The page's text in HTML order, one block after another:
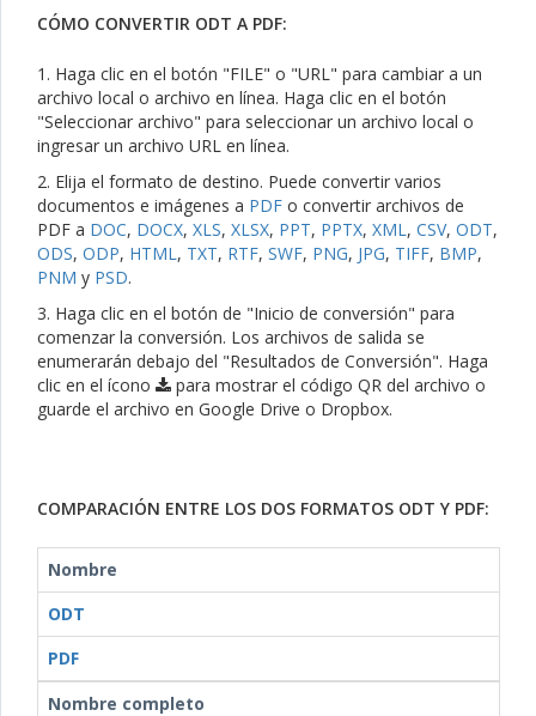
CÓMO CONVERTIR ODT A PDF:
1. Haga clic en el botón "FILE" o "URL" para cambiar a un
archivo local o archivo en línea. Haga clic en el botón
"Seleccionar archivo" para seleccionar un archivo local o
ingresar un archivo URL en línea.
2. Elija el formato de destino. Puede convertir varios
documentos e imágenes a PDF o convertir archivos de
PDF a DOC, DOCX, XLS, XLSX, PPT, PPTX, XML, CSV, ODT,
ODS, ODP, HTML, TXT, RTF, SWF, PNG, JPG, TIFF, BMP,
PNM y PSD.
3. Haga clic en el botón de "Inicio de conversión" para
comenzar la conversión. Los archivos de salida se
enumerarán debajo del "Resultados de Conversión". Haga
clic en el ícono
para mostrar el código QR del archivo o
guarde el archivo en Google Drive o Dropbox.
COMPARACIÓN ENTRE LOS DOS FORMATOS ODT Y PDF:
Nombre
ODT
PDF
Nombre completo